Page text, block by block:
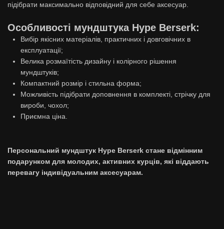
підібрати максимально відповідний для себе аксесуар.
Особливості мундштука Hype Berserk:
Вибір якісних матеріалів, практичних і довговічних в
експлуатації;
Велика розмаїтість дизайну і колірного рішення
мундштуків;
Компактний розмір і стильна форма;
Можливість підібрати доповнення в комплекті, стрічку для
вироби, чохол;
Приємна ціна.
Персональний мундштук Hype Berserk стане відмінним
подарунком для молодих, активних курців, які віддають
перевагу індивідуальним аксесуарам.